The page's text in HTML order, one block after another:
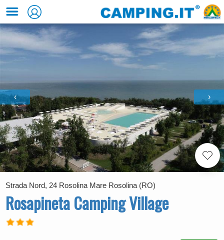
‹ ›
Strada Nord, 24 Rosolina Mare Rosolina (RO)
Rosapineta Camping Village